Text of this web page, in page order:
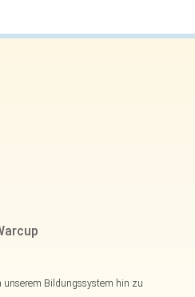
unserem Bildungssystem hin zu